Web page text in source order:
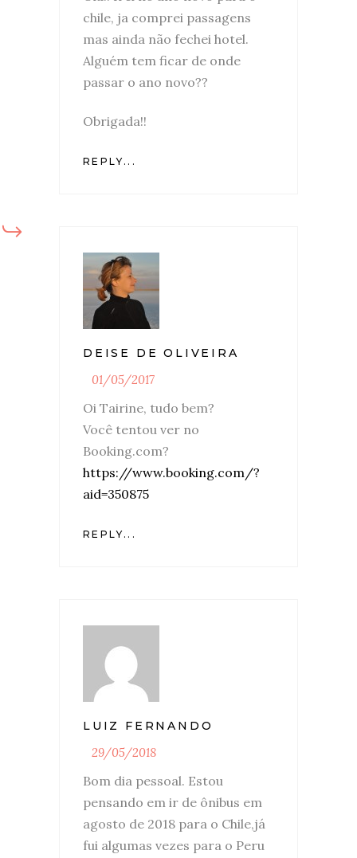
chile, ja comprei passagens
mas ainda não fechei hotel.
Alguém tem ficar de onde
passar o ano novo??
Obrigada!!
REPLY...
DEISE DE OLIVEIRA
01/05/2017
Oi Tairine, tudo bem?
Você tentou ver no
Booking.com?
https://www.booking.com/?
aid=350875
REPLY...
LUIZ FERNANDO
29/05/2018
Bom dia pessoal. Estou
pensando em ir de ônibus em
agosto de 2018 para o Chile,já
fui algumas vezes para o Peru